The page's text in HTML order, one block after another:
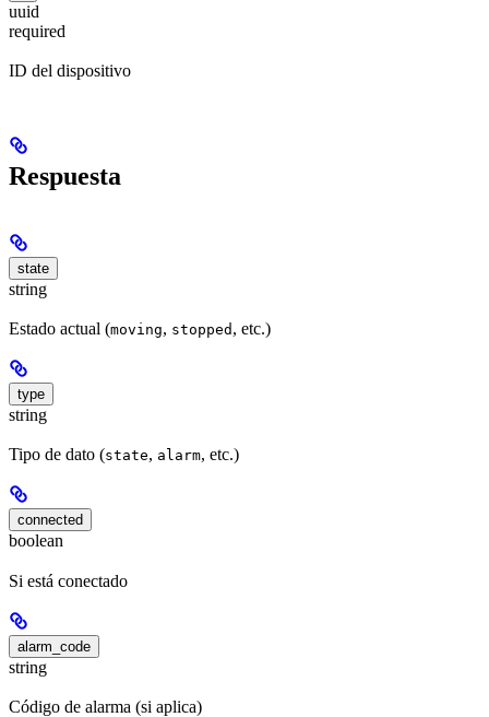
uuid
required
ID del dispositivo
Respuesta
state
string
Estado actual (moving, stopped , etc.)
type
string
Tipo de dato (state, alarm, etc.)
connected
boolean
Si está conectado
alarm_code
string
Código de alarma (si aplica)